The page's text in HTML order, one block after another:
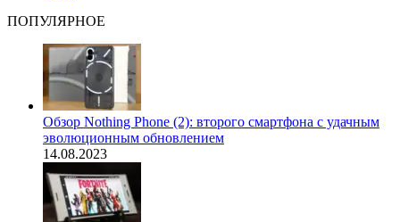
ПОПУЛЯРНОЕ
Обзор Nothing Phone (2): второго смартфона с удачным
эволюционным обновлением
14.08.2023